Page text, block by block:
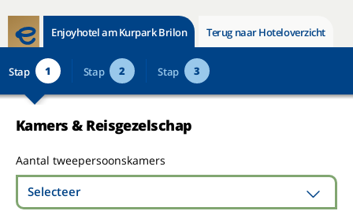
Enjoyhotel am Kurpark Brilon Terug naar Hoteloverzicht
Stap 1 Stap 2 Stap 3
Kamers & Reisgezelschap
Aantal tweepersoonskamers
Selecteer